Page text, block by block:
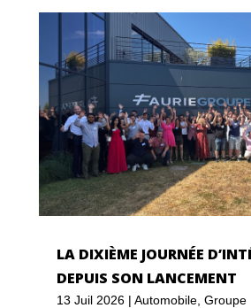
LA DIXIÈME JOURNÉE
DEPUIS SON LANCEMENT
13 Juil 2026| Automobile, Groupe